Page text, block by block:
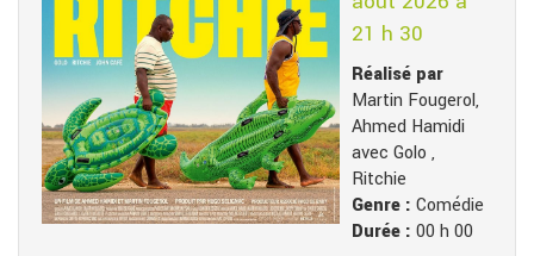
21 h 30
Réalisé par
Martin Fougerol,
Ahmed Hamidi
avec Golo ,
Ritchie
Genre : Comédie
Durée : 00 h 00